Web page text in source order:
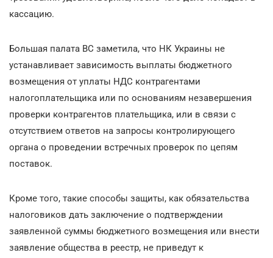
кассацию.
Большая палата ВС заметила, что НК Украины не
устанавливает зависимость выплаты бюджетного
возмещения от уплаты НДС контрагентами
налогоплательщика или по основаниям незавершения
проверки контрагентов плательщика, или в связи с
отсутствием ответов на запросы контролирующего
органа о проведении встречных проверок по цепям
поставок.
Кроме того, такие способы защиты, как обязательства
налоговиков дать заключение о подтверждении
заявленной суммы бюджетного возмещения или внести
заявление общества в реестр, не приведут к